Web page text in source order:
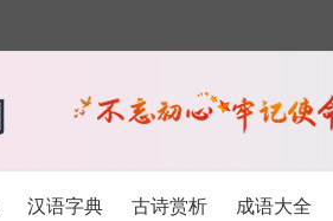
汉语字典 古诗赏析 成语大全